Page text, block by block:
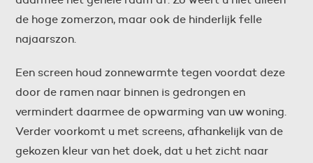
de hoge zomerzon, maar ook de hinderlijk felle
najaarszon.
Een screen houd zonnewarmte tegen voordat deze
door de ramen naar binnen is gedrongen en
vermindert daarmee de opwarming van uw woning.
Verder voorkomt u met screens, afhankelijk van de
gekozen kleur van het doek, dat u het zicht naar